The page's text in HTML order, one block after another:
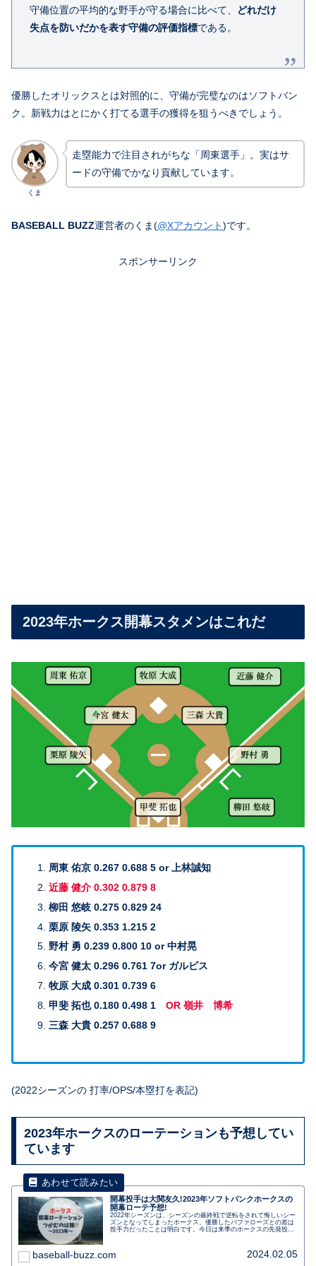
守備位置の平均的な野手が守る場合に比べて、
どれだけ
失点を防いだかを表す守備の評価指標である。
優勝したオリックスとは対照的に、守備が完璧なのはソフトバン
ク。新戦力はとにかく打てる選手の獲得を狙うべきでしょう。
くま
走塁能力で注目されがちな「周東選手」。実はサ
ードの守備でかなり貢献しています。
BASEBALL BUZZ運営者のくま(@Xアカウント)です。
スポンサーリンク
2023年ホークス開幕スタメンはこれだ
周東 佑京 0.267 0.688 5 or 上林誠知
近藤 健介 0.302 0.879 8
柳田 悠岐 0.275 0.829 24
栗原 陵矢 0.353 1.215 2
野村 勇 0.239 0.800 10 or 中村晃
今宮 健太 0.296 0.761 7or ガルビス
牧原 大成 0.301 0.739 6
甲斐 拓也 0.180 0.498 1 OR 嶺井 博希
三森 大貴 0.257 0.688 9
(2022シーズンの 打率/OPS/本塁打を表記)
2023年ホークスのローテーションも予想してい
ています
開幕投手は大関友久!2023年ソフトバンクホークスの
開幕ローテ予想!
2022年シーズンは、シーズンの最終戦で逆転をされて悔しいシー
ズンとなってしまったホークス。優勝したバファローズとの差は
投手力だったことは明白です。今日は来季のホークスの先発投手
baseball-buzz.com 2024.02.05